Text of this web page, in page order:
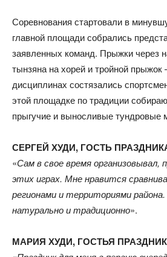
Соревнования стартовали в
главной площади собрались
заявленных команд. Прыжки через
тынзяна на хорей и тройной прыжок
дисциплинах состязались
этой площадке по традиции
прыгучие и выносливые тундровые
СЕРГЕЙ ХУДИ, ГОСТЬ
«Сам в свое время организовывал,
этих играх. Мне нравится
регионами и территориями района.
натурально и традиционно».
МАРИЯ ХУДИ, ГОСТЬЯ